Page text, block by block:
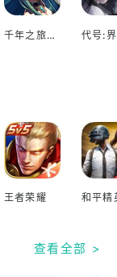
千年之旅台服 代号:界
王者荣耀 和平精
查看全部 >